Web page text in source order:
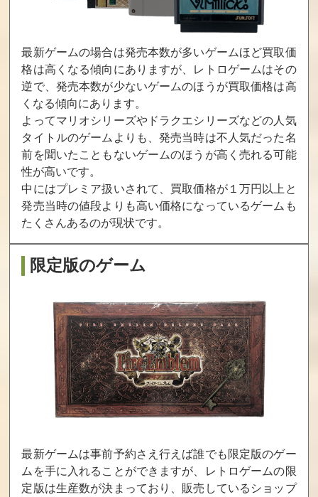
690 680
ファントムダス
ト (初回版)
買取価格
600
ソニックヒーロ
ーズ
買取価格
600
エンジェリッ
ク・コンサート
スペシャルBOX
買取価格
550
メタルスラッグ4
[初回版]
買取価格
540
ストリートファ
イター アニバー
サリーコレクシ
ョン
買取価格
520
ギルティギアイ
スカ（初回版）
買取価格
真・女神転生NIN
E スタンドアロ
ーン版 デラック
スパック
買取価格
500
ウルトラパズル
ボブル
買取価格
456
サウザンドラン
ド
買取価格
450
最期の詩（SILE
NT HILL2）
買取価格
イコクライム
買取価格
バー
買取価格
最新ゲームの場合は発売本数が多いゲームほど買取価
格は高くなる傾向にありますが、レトロゲームはその
逆で、発売本数が少ないゲームのほうが買取価格は高
くなる傾向にあります。
よってマリオシリーズやドラクエシリーズなどの人気
タイトルのゲームよりも、発売当時は不人気だった名
前を聞いたこともないゲームのほうが高く売れる可能
性が高いです。
中にはプレミア扱いされて、買取価格が１万円以上と
発売当時の値段よりも高い価格になっているゲームも
たくさんあるのが現状です。
限定版のゲーム
最新ゲームは事前予約さえ行えば誰でも限定版のゲー
ムを手に入れることができますが、レトロゲームの限
定版は生産数が決まっており、販売しているショップ